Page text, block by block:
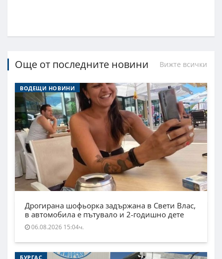
Още от последните новини Вижте всички
ВОДЕЩИ НОВИНИ
Дрогирана шофьорка задържана в Свети Влас,
в автомобила е пътувало и 2-годишно дете
06.08.2026 15:04ч.
БУРГАС